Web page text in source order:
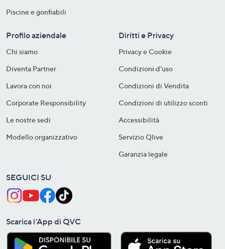
Piscine e gonfiabili
Profilo aziendale
Chi siamo
Diventa Partner
Lavora con noi
Corporate Responsibility
Le nostre sedi
Modello organizzativo
Diritti e Privacy
Privacy e Cookie
Condizioni d'uso
Condizioni di Vendita
Condizioni di utilizzo sconti
Accessibilità
Servizio Qlive
Garanzia legale
SEGUICI SU
Scarica l'App di QVC